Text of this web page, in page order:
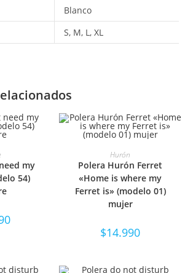
Blanco
S, M, L, XL
my
54)
SELECCIONAR OPCIONES
Hurón
Polera Hurón Ferret
«Home is where my
Ferret is» (modelo 01)
mujer
$14.990